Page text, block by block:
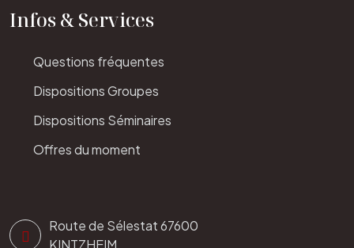
Infos & Services
Questions fréquentes
Dispositions Groupes
Dispositions Séminaires
Offres du moment
Route de Sélestat 67600
KINTZHEIM